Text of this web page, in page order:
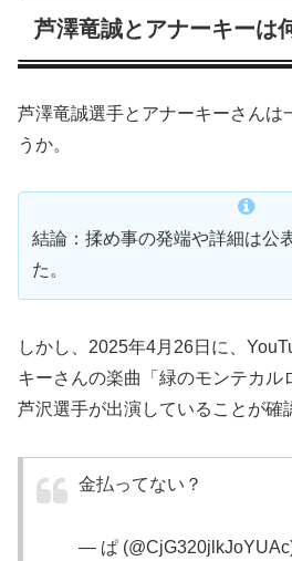
芦澤竜誠とアナーキーは
芦澤竜誠選手とアナーキーさんは
うか。
結論：揉め事の発端や詳細は公
た。
しかし、2025年4月26日に、
キーさんの楽曲「緑のモンテカル
芦沢選手が出演していることが確
金払ってない？
— ぱ